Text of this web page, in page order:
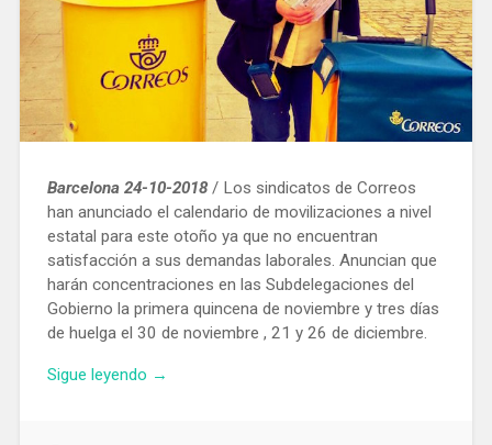
Barcelona 24-10-2018/ Los sindicatos de Correos
han anunciado el calendario de movilizaciones a nivel
estatal para este otoño ya que no encuentran
satisfacción a sus demandas laborales. Anuncian que
harán concentraciones en las Subdelegaciones del
Gobierno la primera quincena de noviembre y tres días
de huelga el 30 de noviembre , 21 y 26 de diciembre.
Sigue leyendo «Los
→